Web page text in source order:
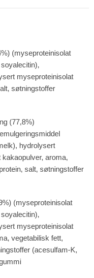
(myseproteinisolat
myseproteinisolat
søtningstoffer
(77,8%)
hydrolysert
aroma,
salt, søtningstoffer
(myseproteinisolat
myseproteinisolat
vegetabilisk fett,
(acesulfam-K,